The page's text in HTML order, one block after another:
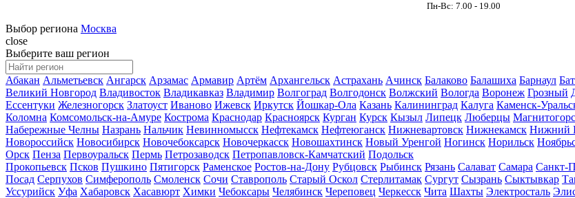
Пн-Вс: 7.00 - 19.00
Выбор региона Москва
close
Выберите ваш регион
Абакан Альметьевск Ангарск Арзамас Армавир Артём Архангельск Астрахань Ачинск Балаково Балашиха Барнаул
Великий Новгород Владивосток Владикавказ Владимир Волгоград Волгодонск Волжский Вологда Воронеж Грозный
Ессентуки Железногорск Златоуст Иваново Ижевск Иркутск Йошкар-Ола Казань Калининград Калуга Каменск-
Коломна Комсомольск-на-Амуре Кострома Краснодар Красноярск Курган Курск Кызыл Липецк Люберцы
Набережные Челны Назрань Нальчик Невинномысск Нефтекамск Нефтеюганск Нижневартовск Нижнекамск Нижний
Новороссийск Новосибирск Новочебоксарск Новочеркасск Новошахтинск Новый Уренгой Ногинск Норильск
Орск Пенза Первоуральск Пермь Петрозаводск Петропавловск-Камчатский Подольск
Прокопьевск Псков Пушкино Пятигорск Раменское Ростов-на-Дону Рубцовск Рыбинск Рязань Салават Самара Санкт-
Посад Серпухов Симферополь Смоленск Сочи Ставрополь Старый Оскол Стерлитамак Сургут Сызрань Сыктывкар
Уссурийск Уфа Хабаровск Хасавюрт Химки Чебоксары Челябинск Череповец Черкесск Чита Шахты Электросталь